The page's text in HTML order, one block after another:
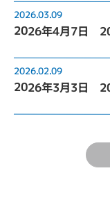
2026.03.09
2026年4月7日
2026.02.09
2026年3月3日